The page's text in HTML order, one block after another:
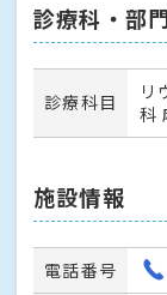
診療科・部
診療科目
リ
科
施設情報
電話番号